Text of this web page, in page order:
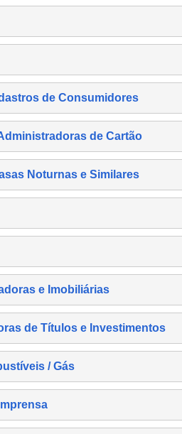
de Consumidores
de Cartão
Noturnas e Similares
e Imobiliárias
de Títulos e Investimentos
/ Gás